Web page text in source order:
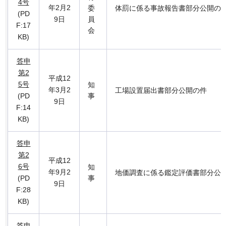
4号
(PD
F:17
KB)
年2月2
9日
委
員
会
体罰に係る事故報告書部分公開の
答申
第2
5号
(PD
F:14
KB)
平成12
年3月2
9日
知
事
工場設置届出書部分公開の件
答申
第2
6号
(PD
F:28
KB)
平成12
年9月2
9日
知
事
地価調査に係る鑑定評価書部分公